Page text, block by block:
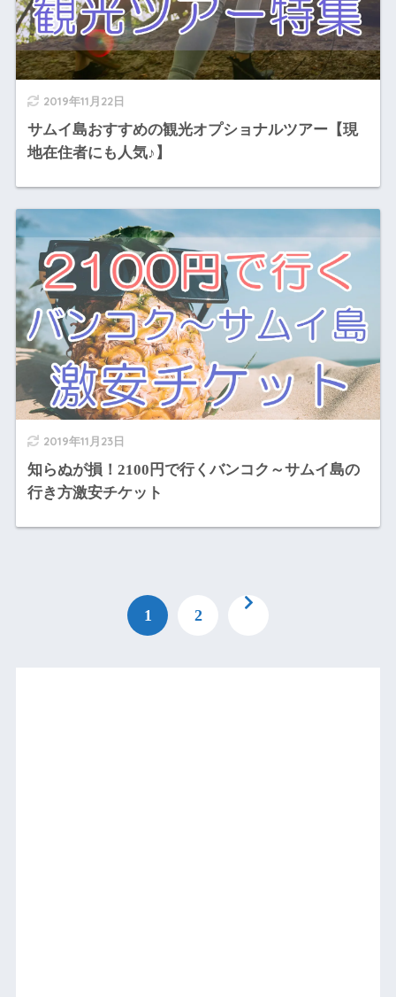
2019年11月22日
サムイ島おすすめの観光オプショナルツアー【現
地在住者にも人気♪】
2019年11月23日
知らぬが損！2100円で行くバンコク～サムイ島の
行き方激安チケット
1 2